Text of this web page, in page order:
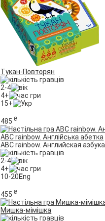
Тукан-Повторян
2-4
4+
15+
485₴
ABC rainbow. Англійська абетка
ABC rainbow. Английская азбука
2-4
4+
10-20 Eng
455₴
Мишка-мімішка